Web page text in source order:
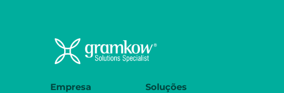
Empresa
Soluções